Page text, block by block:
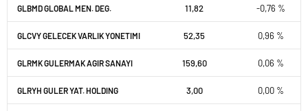
GLBMD GLOBAL MEN. DEG. 11,82 -0,76 %
GLCVY GELECEK VARLIK YONETIMI 52,35 0,96 %
GLRMK GULERMAK AGIR SANAYI 159,60 0,06 %
GLRYH GULER YAT. HOLDING 3,00 0,00 %